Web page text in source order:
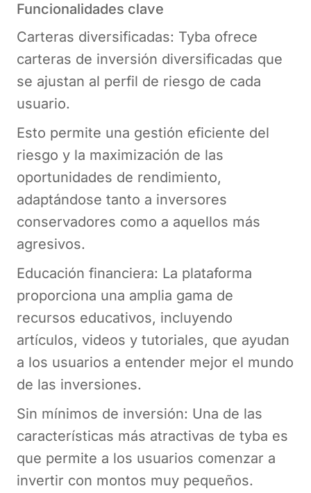
Funcionalidades clave
Carteras diversificadas: Tyba ofrece
carteras de inversión diversificadas que
se ajustan al perfil de riesgo de cada
usuario.
Esto permite una gestión eficiente del
riesgo y la maximización de las
oportunidades de rendimiento,
adaptándose tanto a inversores
conservadores como a aquellos más
agresivos.
Educación financiera: La plataforma
proporciona una amplia gama de
recursos educativos, incluyendo
artículos, videos y tutoriales, que ayudan
a los usuarios a entender mejor el mundo
de las inversiones.
Sin mínimos de inversión: Una de las
características más atractivas de tyba es
que permite a los usuarios comenzar a
invertir con montos muy pequeños.